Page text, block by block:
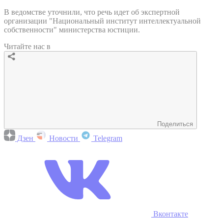
В ведомстве уточнили, что речь идет об экспертной
организации "Национальный институт интеллектуальной
собственности" министерства юстиции.
Читайте нас в
Поделиться
Дзен Новости Telegram
Вконтакте